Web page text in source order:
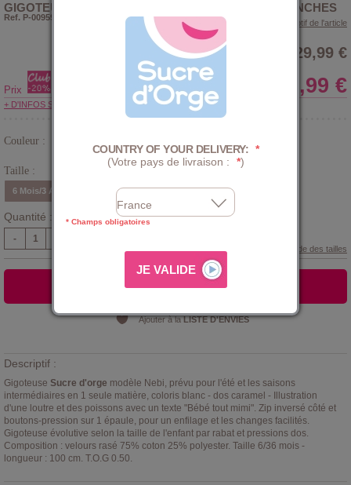
GIGOTEUSE 6/36M NEBI VELOURS RASE SANS MANCHES
Ref. P-009592
> Voir le descriptif de l'article
29,99 €
Prix 23,99 €
+ D'INFOS SUR LE CLUB
Couleur : Blanc
Taille :
6 Mois/3 Ans
Quantité :
-
Guide des tailles
AJOUTER AU PANIER
Ajouter à laLISTE D'ENVIES
Descriptif :
Gigoteuse Sucre d'orge modèle Nebi, prévu pour l'été et les saisons
intermédiaires en 1 seule matière, coloris blanc - dos caramel - Illustration
d'une loutre et des poissons avec un texte "Bébé tout mimi". Zip inversé côté et
boutons-pression sur 1 épaule, pour un enfilage et les changes facilités.
Gigoteuse évolutive selon la taille de l'enfant par rabat et pressions dos.
Composition : velours rasé 75% coton 25% polyester. Taille 6/36 mois -
longueur : 100 cm. T.O.G 0.50.
COUNTRY OF YOUR DELIVERY: *
(Votre pays de livraison :
*)
* Champs obligatoires